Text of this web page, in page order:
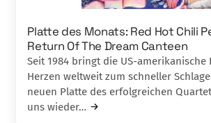
Platte des Monats: Red Hot Chili
Return Of The Dream Canteen
Seit 1984 bringt die US-amerikanische
Herzen weltweit zum schneller
neuen Platte des erfolgreichen
uns wieder…